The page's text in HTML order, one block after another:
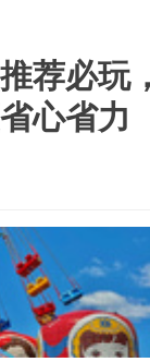
荐必玩
心省力